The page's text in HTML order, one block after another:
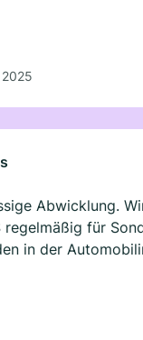
Abwicklung.
regelmäßig für
in der
umd eine